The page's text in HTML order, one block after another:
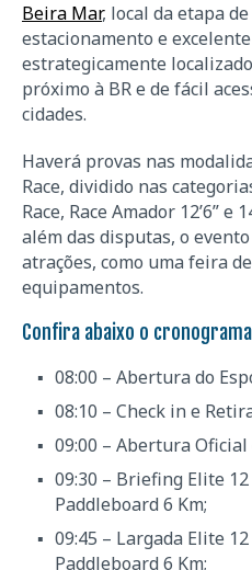
Beira Mar, local da etapa
estacionamento e
estrategicamente
próximo à BR e de fácil
cidades.
Haverá provas nas
Race, dividido nas
Race, Race Amador 12’6” e
além das disputas, o
atrações, como uma feira
equipamentos.
Confira abaixo o
08:00 – Abertura do
08:10 – Check in e
09:00 – Abertura Oficial
09:30 – Briefing Elite 12
Paddleboard 6 Km;
09:45 – Largada Elite
Paddleboard 6 Km;